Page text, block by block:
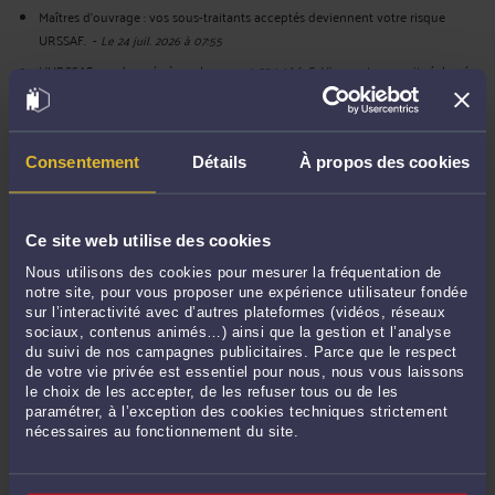
Consentement Détails À propos des cookies
Ce site web utilise des cookies
Nous utilisons des cookies pour mesurer la fréquentation de
notre site, pour vous proposer une expérience utilisateur fondée
sur l’interactivité avec d’autres plateformes (vidéos, réseaux
sociaux, contenus animés…) ainsi que la gestion et l’analyse
du suivi de nos campagnes publicitaires. Parce que le respect
de votre vie privée est essentiel pour nous, nous vous laissons
le choix de les accepter, de les refuser tous ou de les
paramétrer, à l’exception des cookies techniques strictement
nécessaires au fonctionnement du site.
Maîtres d'ouvrage : vos sous-traitants acceptés deviennent votre risque
URSSAF. - Le 24 juil. 2026 à 07:55
L'URSSAF condamnée à rembourser 4 534 166 €. L'inspecteur avait réclamé
les pièces du contrôle à trois salariées — sans mandat de l'employeur.
Le 22
juil. 2026 à 13:05
Vous n'avez pas signé le recommandé de votre mise en demeure URSSAF ?
Le 22 juil. 2026 à 12:07
L’URSSAF peut vous devoir de l’argent — sans jamais vous le dire.-Le 21 juil.
contradictoire, certains ne franchissent plus la porte du tribunal.-Le 21 juil.
2026 à 16:35
Il paraît que j'extrais "l'élixir".-Le 15 juil. 2026 à 17:08
L'URSSAF réclame le redressement judiciaire d'une entreprise sur un passif
de 535 303 €. Le passif réellement exigible n'est que de 36 333 €.
2026 à 14:48